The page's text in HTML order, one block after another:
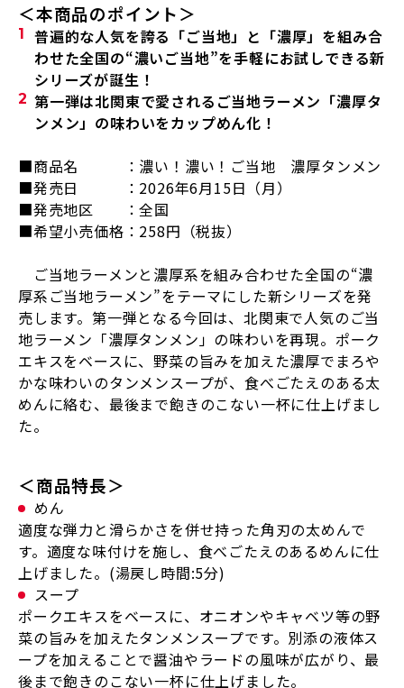
＜本商品のポイント＞
普遍的な人気を誇る「ご当地」と「濃厚」を組み合
わせた全国の“濃いご当地”を手軽にお試しできる新
シリーズが誕生！
第一弾は北関東で愛されるご当地ラーメン「濃厚タ
ンメン」の味わいをカップめん化！
■商品名 ：濃い！濃い！ご当地 濃厚タンメン
■発売日 ： 2026年6月15日（月）
■発売地区 ：全国
■希望小売価格： 258円（税抜）
ご当地ラーメンと濃厚系を組み合わせた全国の“濃
厚系ご当地ラーメン”をテーマにした新シリーズを発
売します。第一弾となる今回は、北関東で人気のご当
地ラーメン「濃厚タンメン」の味わいを再現。ポーク
エキスをベースに、野菜の旨みを加えた濃厚でまろや
かな味わいのタンメンスープが、食べごたえのある太
めんに絡む、最後まで飽きのこない一杯に仕上げまし
た。
＜商品特長＞
めん
適度な弾力と滑らかさを併せ持った角刃の太めんで
す。適度な味付けを施し、食べごたえのあるめんに仕
上げました。(湯戻し時間:5分)
スープ
ポークエキスをベースに、オニオンやキャベツ等の野
菜の旨みを加えたタンメンスープです。別添の液体ス
ープを加えることで醤油やラードの風味が広がり、最
後まで飽きのこない一杯に仕上げました。